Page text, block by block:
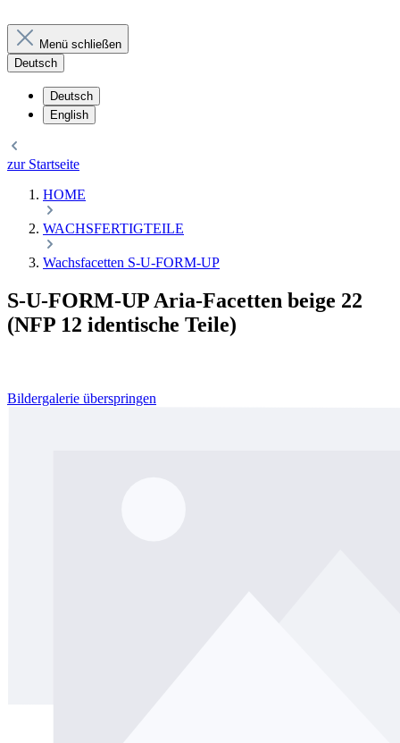
Menü schließen
Deutsch
Deutsch
English
zur Startseite
HOME
WACHSFERTIGTEILE
Wachsfacetten S-U-FORM-UP
S-U-FORM-UP Aria-Facetten beige 22
(NFP 12 identische Teile)
Bildergalerie überspringen